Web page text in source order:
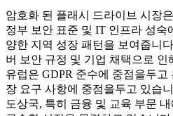
암호화 된 플래시 드라이브 시장
정부 보안 표준 및 IT 인프라 성숙
양한 지역 성장 패턴을 보여줍니
버 보안 규정 및 기업 채택으로
유럽은 GDPR 준수에 중점을두고
장 요구 사항에 중점을두고 있습
도상국, 특히 금융 및 교육 부문